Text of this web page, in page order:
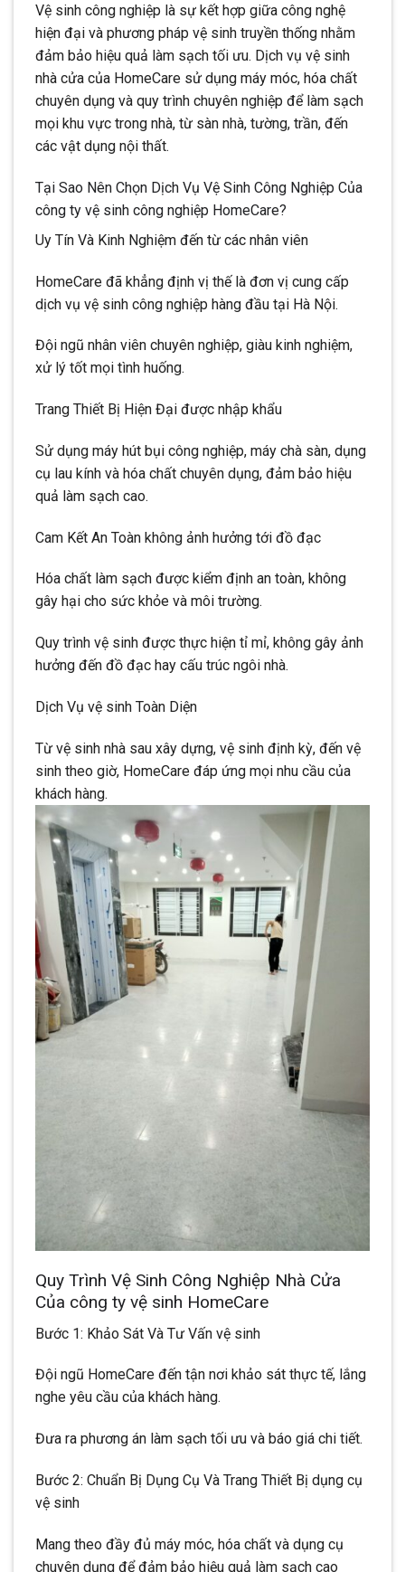
Vệ sinh công nghiệp là sự kết hợp giữa công nghệ
hiện đại và phương pháp vệ sinh truyền thống nhằm
đảm bảo hiệu quả làm sạch tối ưu. Dịch vụ vệ sinh
nhà cửa của HomeCare sử dụng máy móc, hóa chất
chuyên dụng và quy trình chuyên nghiệp để làm sạch
mọi khu vực trong nhà, từ sàn nhà, tường, trần, đến
các vật dụng nội thất.
Tại Sao Nên Chọn Dịch Vụ Vệ Sinh Công Nghiệp Của
công ty vệ sinh công nghiệp HomeCare?
Uy Tín Và Kinh Nghiệm đến từ các nhân viên
HomeCare đã khẳng định vị thế là đơn vị cung cấp
dịch vụ vệ sinh công nghiệp hàng đầu tại Hà Nội.
Đội ngũ nhân viên chuyên nghiệp, giàu kinh nghiệm,
xử lý tốt mọi tình huống.
Trang Thiết Bị Hiện Đại được nhập khẩu
Sử dụng máy hút bụi công nghiệp, máy chà sàn, dụng
cụ lau kính và hóa chất chuyên dụng, đảm bảo hiệu
quả làm sạch cao.
Cam Kết An Toàn không ảnh hưởng tới đồ đạc
Hóa chất làm sạch được kiểm định an toàn, không
gây hại cho sức khỏe và môi trường.
Quy trình vệ sinh được thực hiện tỉ mỉ, không gây ảnh
hưởng đến đồ đạc hay cấu trúc ngôi nhà.
Dịch Vụ vệ sinh Toàn Diện
Từ vệ sinh nhà sau xây dựng, vệ sinh định kỳ, đến vệ
sinh theo giờ, HomeCare đáp ứng mọi nhu cầu của
khách hàng.
Quy Trình Vệ Sinh Công Nghiệp Nhà Cửa
Của công ty vệ sinh HomeCare
Bước 1: Khảo Sát Và Tư Vấn vệ sinh
Đội ngũ HomeCare đến tận nơi khảo sát thực tế, lắng
nghe yêu cầu của khách hàng.
Đưa ra phương án làm sạch tối ưu và báo giá chi tiết.
Bước 2: Chuẩn Bị Dụng Cụ Và Trang Thiết Bị dụng cụ
vệ sinh
Mang theo đầy đủ máy móc, hóa chất và dụng cụ
chuyên dụng để đảm bảo hiệu quả làm sạch cao